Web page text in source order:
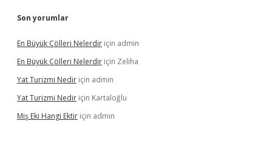
Son yorumlar
En Büyük Çölleri Nelerdir için admin
En Büyük Çölleri Nelerdir için Zeliha
Yat Turizmi Nedir için admin
Yat Turizmi Nedir için Kartaloğlu
Miş Eki Hangi Ektir için admin